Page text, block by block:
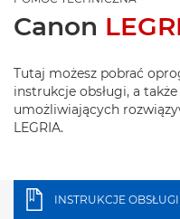
Canon
Tutaj możesz pobrać
instrukcje obsługi, a
umożliwiających
LEGRIA.
INSTRUKCJE OBSŁUGI